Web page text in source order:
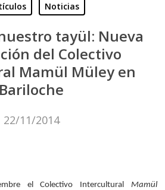
Noticias
tayül: Nueva
del Colectivo
Mamül Müley en
Bariloche
22/11/2014
el Colectivo Intercultural Mamül